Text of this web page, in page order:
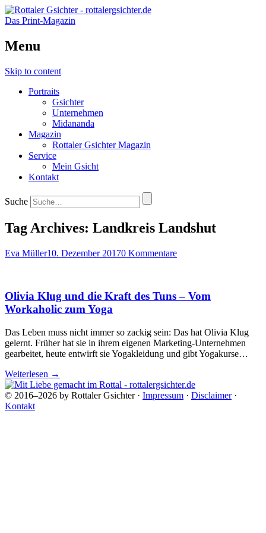
Das Print-Magazin
Menu
Skip to content
Portraits
Gsichter
Unternehmen
Midananda
Magazin
Rottaler Gsichter Magazin
Service
Mein Gsicht
Kontakt
Suche
Tag Archives: Landkreis Landshut
Eva Müller10. Dezember 20170 Kommentare
Olivia Klug und die Kraft des Tuns – Vom
Workaholic zum Yoga
Das Leben muss nicht immer so zackig sein: Das hat Olivia Klug
gelernt. Früher hat sie in ihrem eigenen Marketing-Unternehmen
gearbeitet, heute entwirft sie Yogakleidung und gibt Yogakurse…
Weiterlesen →
© 2016–2026 by Rottaler Gsichter · Impressum · Disclaimer·
Kontakt